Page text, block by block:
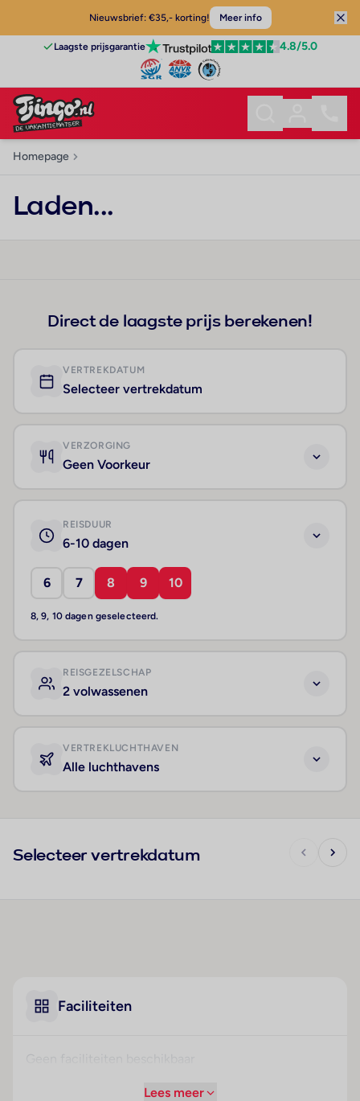
Nieuwsbrief: €35,- korting! Meer info
Laagste prijsgarantie 4.8/5.0
Homepage
Laden...
Direct de laagste prijs berekenen!
VERTREKDATUM
Selecteer vertrekdatum
VERZORGING
Geen Voorkeur
REISDUUR
6-10 dagen
6 7 8 9 10
8, 9, 10 dagen geselecteerd.
REISGEZELSCHAP
2 volwassenen
VERTREKLUCHTHAVEN
Alle luchthavens
Selecteer vertrekdatum
Faciliteiten
Lees meer